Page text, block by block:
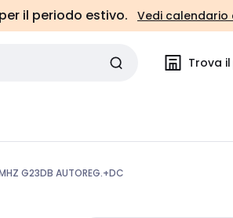
il periodo estivo. Vedi calendario
Trova
G23DB AUTOREG.+DC